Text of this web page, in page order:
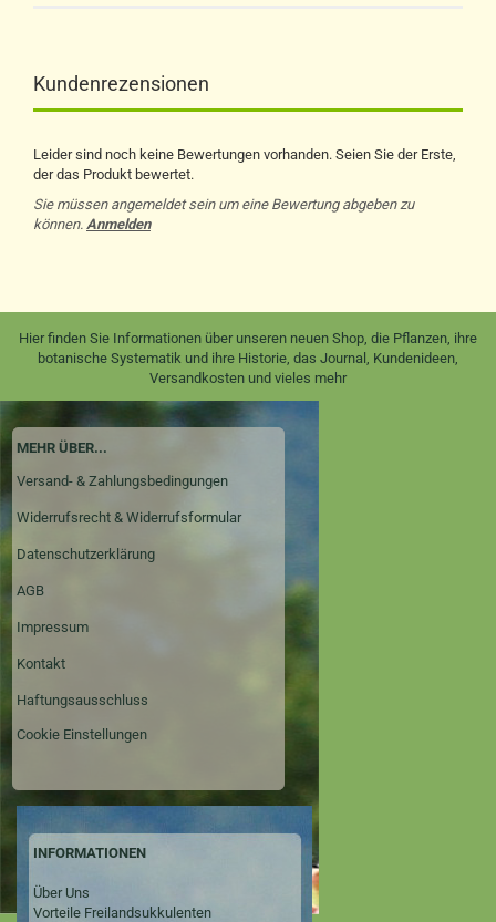
Kundenrezensionen
Leider sind noch keine Bewertungen vorhanden. Seien Sie der Erste,
der das Produkt bewertet.
Sie müssen angemeldet sein um eine Bewertung abgeben zu
können. Anmelden
Hier finden Sie Informationen über unseren neuen Shop, die Pflanzen, ihre
botanische Systematik und ihre Historie, das Journal, Kundenideen,
Versandkosten und vieles mehr
MEHR ÜBER...
Versand- & Zahlungsbedingungen
Widerrufsrecht & Widerrufsformular
Datenschutzerklärung
AGB
Impressum
Kontakt
Haftungsausschluss
Cookie Einstellungen
INFORMATIONEN
Über Uns
Vorteile Freilandsukkulenten